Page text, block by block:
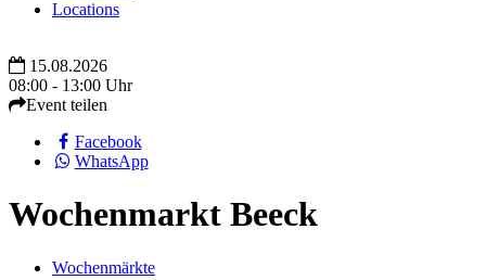
Locations
15.08.2026
08:00 - 13:00 Uhr
Event teilen
Facebook
WhatsApp
Wochenmarkt Beeck
Wochenmärkte